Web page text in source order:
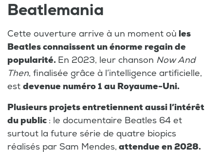
Beatlemania
Cette ouverture arrive à un moment où les
Beatles connaissent un énorme regain de
popularité. En 2023, leur chanson Now And
Then, finalisée grâce à l’intelligence artificielle,
est devenue numéro 1 au Royaume-Uni.
Plusieurs projets entretiennent aussi l’intérêt
du public : le documentaire Beatles 64 et
surtout la future série de quatre biopics
réalisés par Sam Mendes, attendue en 2028.